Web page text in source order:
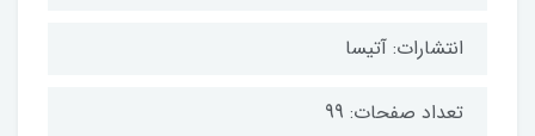
انتشارات: آتیسا
تعداد صفحات: 99